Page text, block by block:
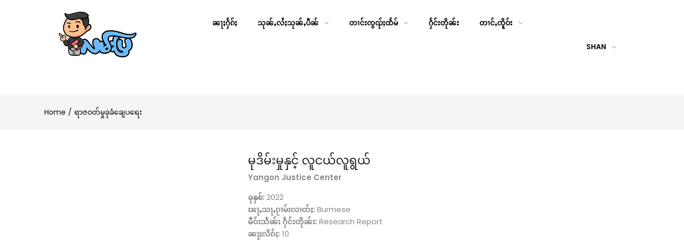
ၼႃႈႁႅၵ်ႈ သုၼ်ႇလႆႈသုၼ်ႇပဵၼ် တၢင်းၸွၺ်ႈထႅမ် ႁႅင်းတိုၼ်း တၢင်ႇၸိူဝ်း
SHAN
Home ရာဇဝတ်မှုခုခံချေပရေး
မုဒိမ်းမှုနှင့် လူငယ်လူရွယ်
Yangon Justice Center
ခုနှစ်: 2022
ၽႃႇသႃႇၵႂၢမ်းလၢတ်ႈ: Burmese
မဵဝ်းသႅၼ်း ႁႅင်းတိုၼ်း: Research Report
ၼႃႈလိၵ်ႈ: 10